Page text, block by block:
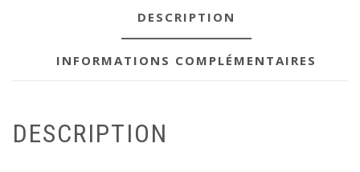
DESCRIPTION
INFORMATIONS COMPLÉMENTAIRES
DESCRIPTION